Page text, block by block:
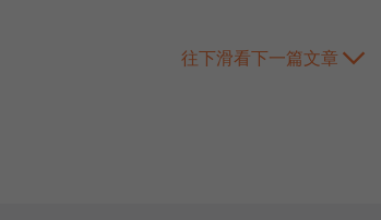
往下滑看下一篇文章